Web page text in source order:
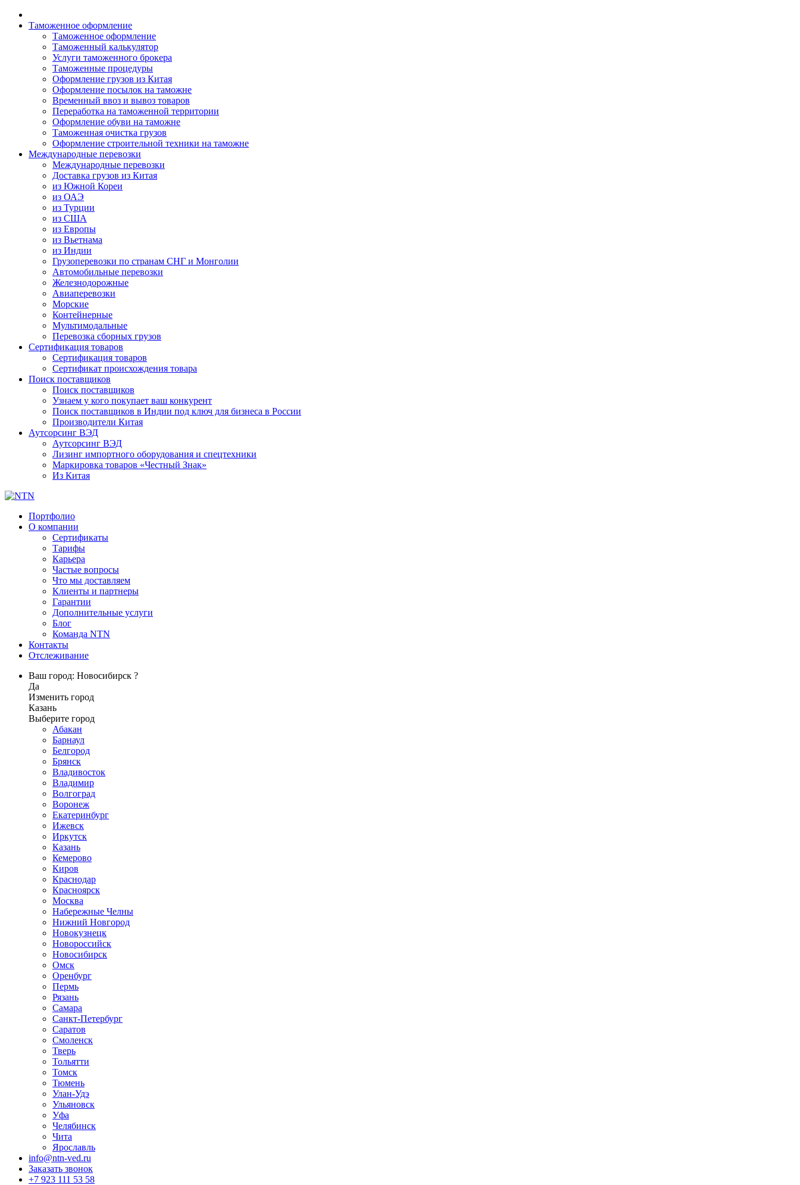
Таможенное оформление
Таможенное оформление
Таможенный калькулятор
Услуги таможенного брокера
Таможенные процедуры
Оформление грузов из Китая
Оформление посылок на таможне
Временный ввоз и вывоз товаров
Переработка на таможенной территории
Оформление обуви на таможне
Таможенная очистка грузов
Оформление строительной техники на таможне
Международные перевозки
Международные перевозки
Доставка грузов из Китая
из Южной Кореи
из ОАЭ
из Турции
из США
из Европы
из Вьетнама
из Индии
Грузоперевозки по странам СНГ и Монголии
Автомобильные перевозки
Железнодорожные
Авиаперевозки
Морские
Контейнерные
Мультимодальные
Перевозка сборных грузов
Сертификация товаров
Сертификация товаров
Сертификат происхождения товара
Поиск поставщиков
Поиск поставщиков
Узнаем у кого покупает ваш конкурент
Поиск поставщиков в Индии под ключ для бизнеса в России
Производители Китая
Аутсорсинг ВЭД
Аутсорсинг ВЭД
Лизинг импортного оборудования и спецтехники
Маркировка товаров «Честный Знак»
Из Китая
Портфолио
О компании
Сертификаты
Тарифы
Карьера
Частые вопросы
Что мы доставляем
Клиенты и партнеры
Гарантии
Дополнительные услуги
Блог
Команда NTN
Контакты
Отслеживание
Ваш город: Новосибирск ?
Да
Изменить город
Казань
Выберите город
Абакан
Барнаул
Белгород
Брянск
Владивосток
Владимир
Волгоград
Воронеж
Екатеринбург
Ижевск
Иркутск
Казань
Кемерово
Киров
Краснодар
Красноярск
Москва
Набережные Челны
Нижний Новгород
Новокузнецк
Новороссийск
Новосибирск
Омск
Оренбург
Пермь
Рязань
Самара
Санкт-Петербург
Саратов
Смоленск
Тверь
Тольятти
Томск
Тюмень
Улан-Удэ
Ульяновск
Уфа
Челябинск
Чита
Ярославль
info@ntn-ved.ru
Заказать звонок
+7 923 111 53 58